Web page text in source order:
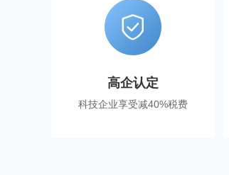
高企认定
科技企业享受减40%税费